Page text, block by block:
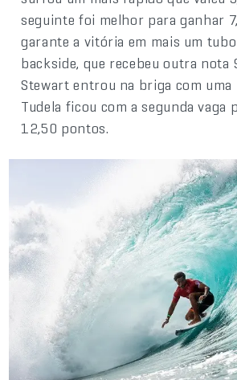
seguinte foi melhor para ganhar
garante a vitória em mais um
backside, que recebeu outra nota
Stewart entrou na briga com uma
Tudela ficou com a segunda vaga
12,50 pontos.